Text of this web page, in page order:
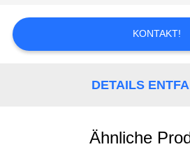
FORDERN
KONTAKT!
DETAILS
Ähnliche